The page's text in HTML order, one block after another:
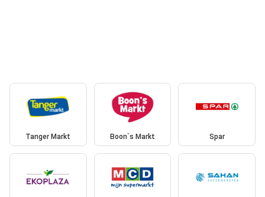
Tanger Markt Boon`s Markt Spar